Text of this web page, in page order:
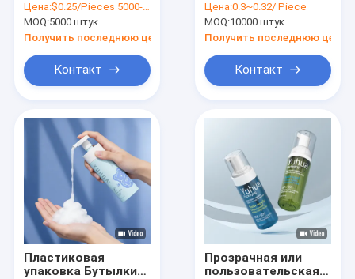
применяет обложку
к заботе
упаковывая
изготовленный на
заказ цвет
Цена:$0.25/Pieces 5000-9999 Pieces
MOQ:5000 штук
Получить последнюю цену
Контакт
бутылка для
очистки лица
Цена:0.3~0.32/ Piece
MOQ:10000 штук
Получить последнюю цену
Контакт
Пластиковая
упаковка Бутылки
Прозрачная или
пользовательская